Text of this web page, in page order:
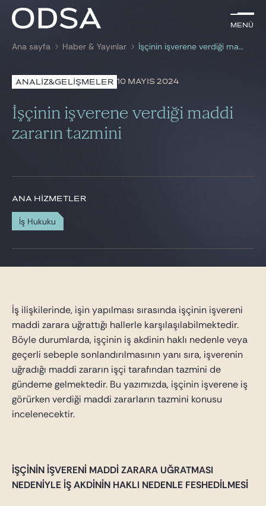
Menü
ile aramaanahtar kelime
Menü
AVUKATLARIMIZ
HİZMETLERİMİZ
BIZE KATILIN
Ana sayfa Haber & Yayınlar İşçinin işverene verdiği maddi zararın tazmini
ANALİZ&GELİŞMELER 10 MAYIS 2024
İşçinin işverene verdiği maddi
zararın tazmini
ANA HIZMETLER
İş Hukuku
İş ilişkilerinde, işin yapılması sırasında işçinin işvereni
maddi zarara uğrattığı hallerle karşılaşılabilmektedir.
Böyle durumlarda, işçinin iş akdinin haklı nedenle veya
geçerli sebeple sonlandırılmasının yanı sıra, işverenin
uğradığı maddi zararın işçi tarafından tazmini de
gündeme gelmektedir. Bu yazımızda, işçinin işverene iş
görürken verdiği maddi zararların tazmini konusu
incelenecektir.
İŞÇİNİN İŞVERENİ MADDİ ZARARA UĞRATMASI
NEDENİYLE İŞ AKDİNİN HAKLI NEDENLE FESHEDİLMESİ